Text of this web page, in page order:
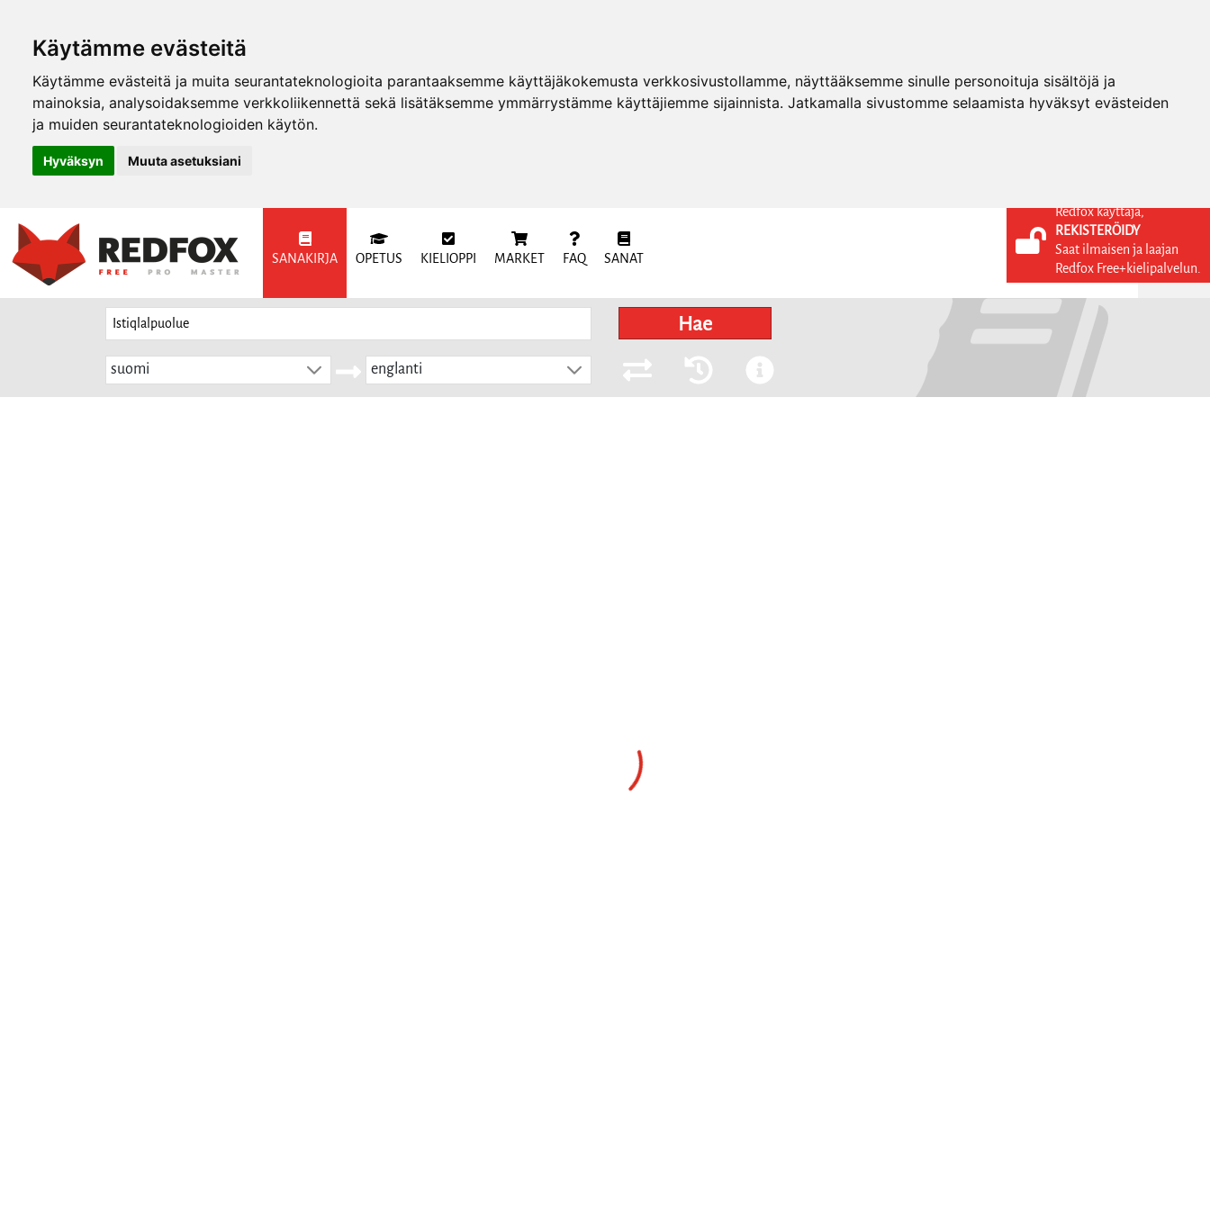
Käytämme evästeitä
Käytämme evästeitä ja muita seurantateknologioita parantaaksemme käyttäjäkokemusta verkkosivustollamme, näyttääksemme sinulle personoituja sisältöjä ja
mainoksia, analysoidaksemme verkkoliikennettä sekä lisätäksemme ymmärrystämme käyttäjiemme sijainnista. Jatkamalla sivustomme selaamista hyväksyt evästeiden
ja muiden seurantateknologioiden käytön.
Hyväksyn Muuta asetuksiani
SANAKIRJA OPETUS KIELIOPPI MARKET FAQ SANAT
KIRJAUDU SISÄÄN
REKISTERÖIDY
Hae
suomi englanti
Redfox käyttäjä,
REKISTERÖIDY
Saat ilmaisen ja laajan
Redfox Free+kielipalvelun.